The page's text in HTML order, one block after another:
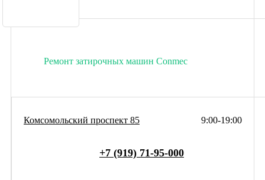
Ремонт затирочных машин Conmec
9:00-19:00
Комсомольский проспект 85
+7 (919) 71-95-000